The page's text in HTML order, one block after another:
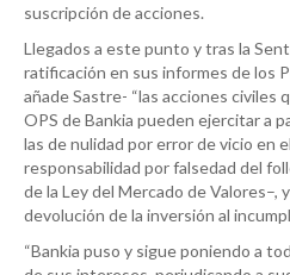
suscripción de acciones.
Llegados a este punto y tras la
ratificación en sus informes de los
añade Sastre- “las acciones civiles
OPS de Bankia pueden ejercitar a
las de nulidad por error de vicio en
responsabilidad por falsedad del
de la Ley del Mercado de
devolución de la inversión al
“Bankia puso y sigue poniendo a